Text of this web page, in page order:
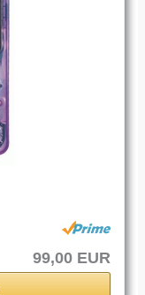
99,00 EUR